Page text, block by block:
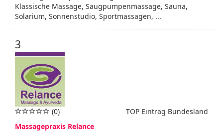
Klassische Massage, Saugpumpenmassage, Sauna,
Solarium, Sonnenstudio, Sportmassagen, ...
3
TOP Eintrag Bundesland
(0)
Massagepraxis Relance